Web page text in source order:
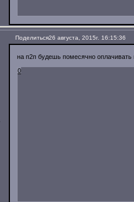
Поделиться26 августа, 2015г. 16:15:36
на п2п будешь помесячно оплачивать
0